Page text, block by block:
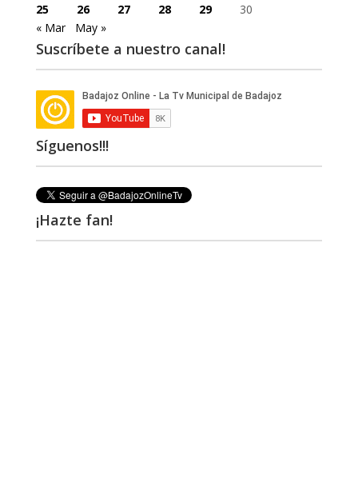
25
26 27 28 29
30
« Mar
May »
Suscríbete a nuestro canal!
Síguenos!!!
¡Hazte fan!